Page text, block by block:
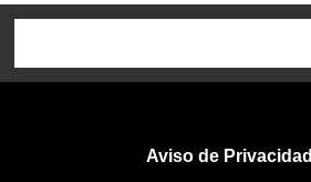
Aviso de Privacidad